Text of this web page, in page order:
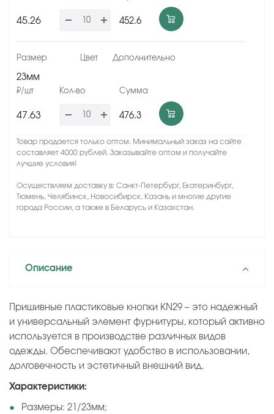
45.26 452.6
23мм
47.63 476.3
Товар продается только оптом. Минимальный заказ на сайте
составляет 4000 рублей. Заказывайте оптом и получайте
лучшие условия!
Осуществляем доставку в: Санкт-Петербург, Екатеринбург,
Тюмень, Челябинск, Новосибирск, Казань и многие другие
города России, а также в Беларусь и Казахстан.
Описание
Пришивные пластиковые кнопки KN29 – это надежный
и универсальный элемент фурнитуры, который активно
используется в производстве различных видов
одежды. Обеспечивают удобство в использовании,
долговечность и эстетичный внешний вид.
Характеристики:
Размеры: 21/23мм;